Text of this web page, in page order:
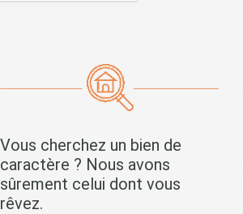
Vous cherchez un bien de
caractère ? Nous avons
sûrement celui dont vous
rêvez.